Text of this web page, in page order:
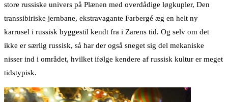
store russiske univers på Plænen med overdådige løgkupler, Den
transsibiriske jernbane, ekstravagante Farbergé æg en helt ny
karrusel i russisk byggestil kendt fra i Zarens tid. Og selv om det
ikke er særlig russisk, så har der også sneget sig del mekaniske
nisser ind i området, hvilket ifølge kendere af russisk kultur er meget
tidstypisk.